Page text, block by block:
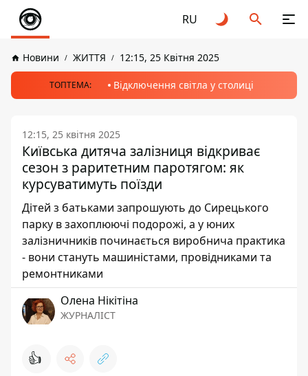
RU
Новини ЖИТТЯ 12:15, 25 Квітня 2025
ТОПТЕМА: Відключення світла у столиці
12:15, 25 квітня 2025
Київська дитяча залізниця відкриває
сезон з раритетним паротягом: як
курсуватимуть поїзди
Дітей з батьками запрошують до Сирецького
парку в захоплюючі подорожі, а у юних
залізничників починається виробнича практика
- вони стануть машиністами, провідниками та
ремонтниками
Олена Нікітіна
ЖУРНАЛІСТ
👍